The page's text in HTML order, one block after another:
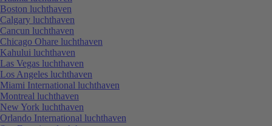
Boston luchthaven
Calgary luchthaven
Cancun luchthaven
Chicago Ohare luchthaven
Kahului luchthaven
Las Vegas luchthaven
Los Angeles luchthaven
Miami International luchthaven
Montreal luchthaven
New York luchthaven
Orlando International luchthaven